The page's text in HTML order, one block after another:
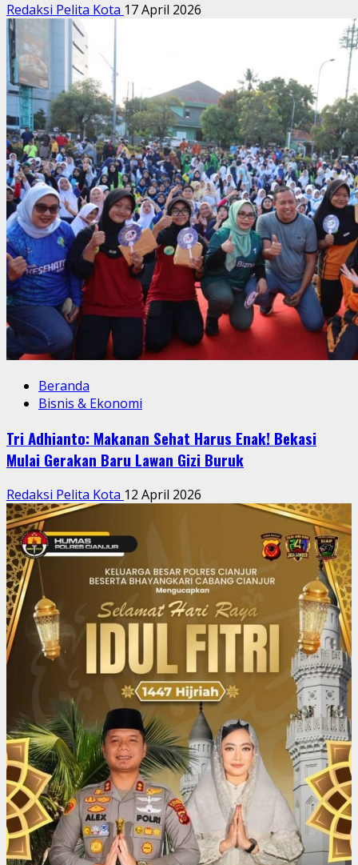
Redaksi Pelita Kota 17 April 2026
Beranda
Bisnis & Ekonomi
Tri Adhianto: Makanan Sehat Harus Enak! Bekasi
Mulai Gerakan Baru Lawan Gizi Buruk
Redaksi Pelita Kota 12 April 2026